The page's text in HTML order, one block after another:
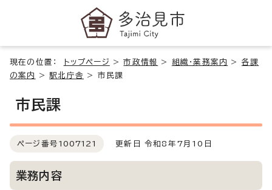
現在の位置： トップページ >市政情報 > 組織・業務案内 > 各課
の案内
>駅北庁舎 > 市民課
市民課
ページ番号 1007121 更新日 令和8年7月10日
業務内容